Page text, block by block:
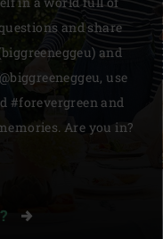
and share
and
use
#forevergreen and
Are you in?